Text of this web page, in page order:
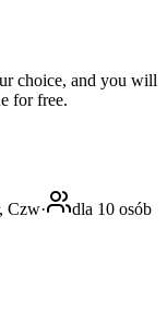
choice, and you will
for free.
Czw·
dla 10 osób